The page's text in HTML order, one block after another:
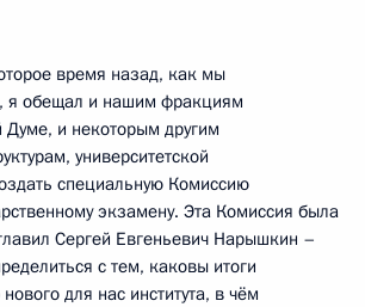
время назад, как мы
я обещал и нашим фракциям
Думе, и некоторым другим
университетской
специальную Комиссию
экзамену. Эта Комиссия была
Сергей Евгеньевич Нарышкин –
с тем, каковы итоги
для нас института, в чём